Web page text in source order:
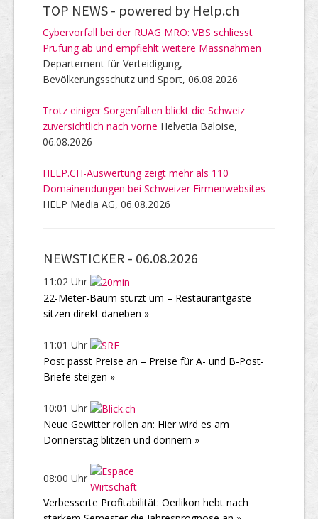
TOP NEWS - powered by Help.ch
Cybervorfall bei der RUAG MRO: VBS schliesst
Prüfung ab und empfiehlt weitere Massnahmen
Departement für Verteidigung,
Bevölkerungsschutz und Sport, 06.08.2026
Trotz einiger Sorgenfalten blickt die Schweiz
zuversichtlich nach vorne Helvetia Baloise,
06.08.2026
HELP.CH-Auswertung zeigt mehr als 110
Domainendungen bei Schweizer Firmenwebsites
HELP Media AG, 06.08.2026
NEWSTICKER - 06.08.2026
11:02 Uhr
22-Meter-Baum stürzt um – Restaurantgäste
sitzen direkt daneben »
11:01 Uhr
Post passt Preise an – Preise für A- und B-Post-
Briefe steigen »
10:01 Uhr
Neue Gewitter rollen an: Hier wird es am
Donnerstag blitzen und donnern »
08:00 Uhr
Verbesserte Profitabilität: Oerlikon hebt nach